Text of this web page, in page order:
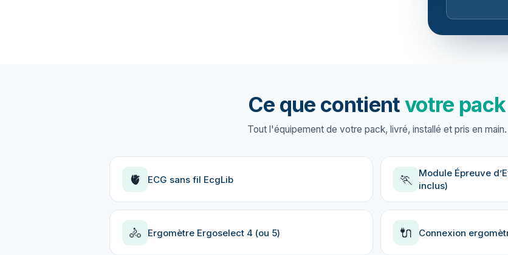
Ce que contientvotre pack
Tout l'équipement de votre pack, livré, installé et pris en main.
🫀 ECG sans fil EcgLib 🏃
Module Épreuve
inclus)
🚴 Ergomètre Ergoselect 4 (ou 5) 🔌 Connexion